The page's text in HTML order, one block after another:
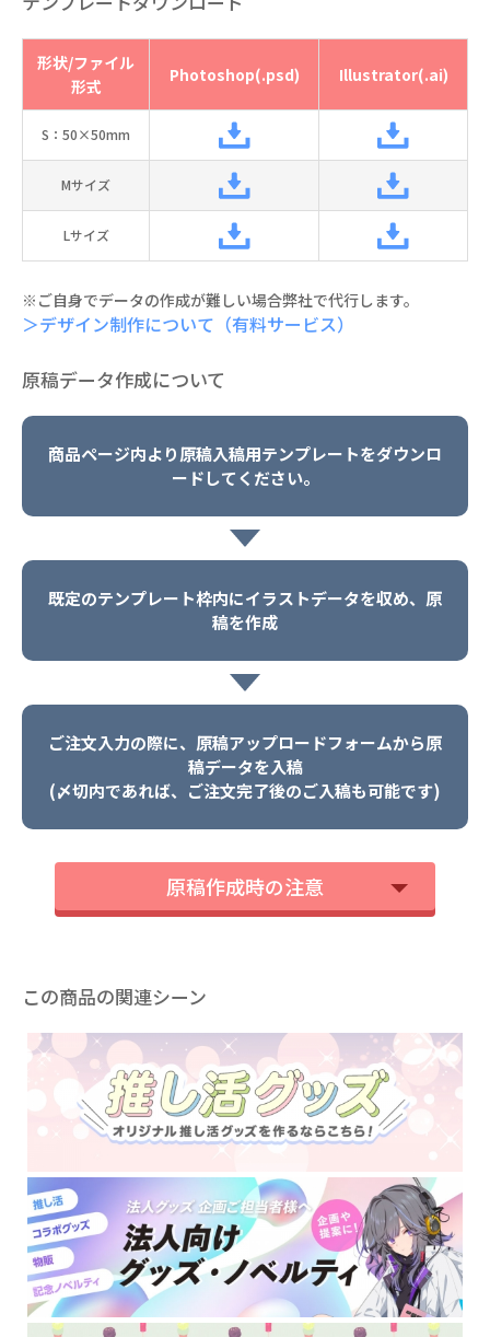
形状/ファイル
形式
Photoshop(.psd) Illustrator(.ai)
S：50×50mm
Mサイズ
Lサイズ
※ご自身でデータの作成が難しい場合弊社で代行します。
＞デザイン制作について（有料サービス）
原稿データ作成について
商品ページ内より原稿入稿用テンプレートをダウンロ
ードしてください。
既定のテンプレート枠内にイラストデータを収め、原
稿を作成
ご注文入力の際に、原稿アップロードフォームから原
稿データを入稿
(〆切内であれば、ご注文完了後のご入稿も可能です)
原稿作成時の注意
この商品の関連シーン